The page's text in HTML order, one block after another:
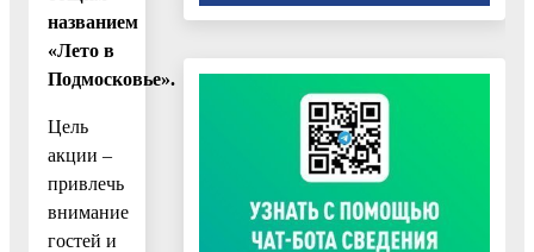
названием
«Лето в
Подмосковье».
Цель
акции –
привлечь
внимание
гостей и